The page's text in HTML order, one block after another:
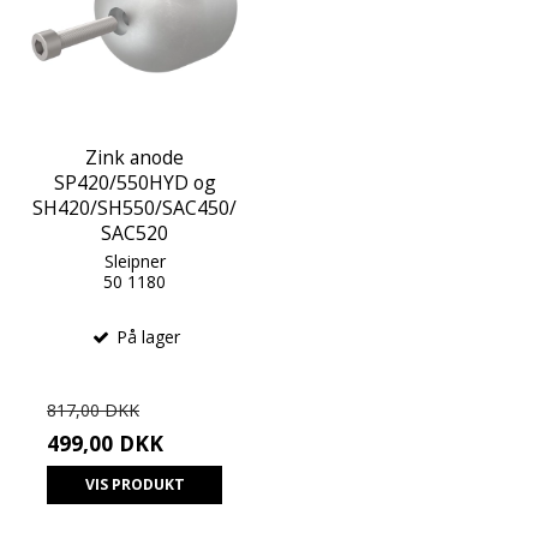
Zink anode
SP420/550HYD og
SH420/SH550/SAC450/
SAC520
Sleipner
50 1180
På lager
817,00 DKK
499,00 DKK
VIS PRODUKT